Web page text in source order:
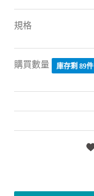
規格
購買數量 庫存剩 89件